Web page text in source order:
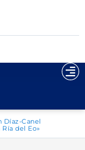
Díaz-Canel
del Eo»